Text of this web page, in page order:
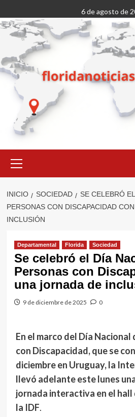
al
contenido
6 de agosto de
primario
INICIO SOCIEDAD
SE CELEBRÓ
PERSONAS CON DISCAPACIDAD
INCLUSIÓN
Departamental Florida Sociedad
Se celebró el Día
Personas con
una jornada de
9 de diciembre de 2025 0
En el marco del Día Nacional
con Discapacidad, que se
diciembre en Uruguay, la
llevó adelante este lunes
jornada interactiva en el hall
la IDF.